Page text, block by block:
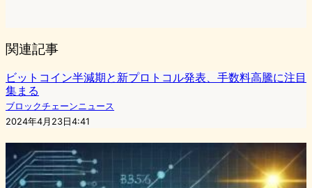
関連記事
ビットコイン半減期と新プロトコル発表、手数料高騰に注目
集まる
ブロックチェーンニュース
2024年4月23日4:41